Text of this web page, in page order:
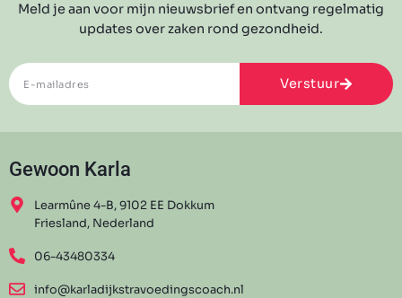
Meld je aan voor mijn nieuwsbrief en ontvang regelmatig
updates over zaken rond gezondheid.
Verstuur
Gewoon Karla
Learmûne 4-B, 9102 EE Dokkum
Friesland, Nederland
06-43480334
info@karladijkstravoedingscoach.nl